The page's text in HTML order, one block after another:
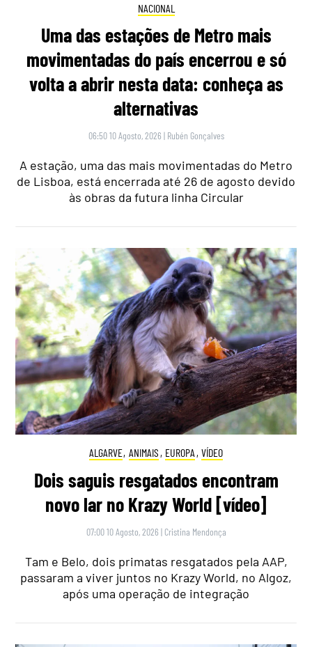
NACIONAL
Uma das estações de Metro mais
movimentadas do país encerrou e só
volta a abrir nesta data: conheça as
alternativas
06:50 10 Agosto, 2026 | Rubén Gonçalves
A estação, uma das mais movimentadas do Metro
de Lisboa, está encerrada até 26 de agosto devido
às obras da futura linha Circular
ALGARVE, ANIMAIS , EUROPA , VÍDEO
Dois saguis resgatados encontram
novo lar no Krazy World [vídeo]
07:00 10 Agosto, 2026 | Cristina Mendonça
Tam e Belo, dois primatas resgatados pela AAP,
passaram a viver juntos no Krazy World, no Algoz,
após uma operação de integração